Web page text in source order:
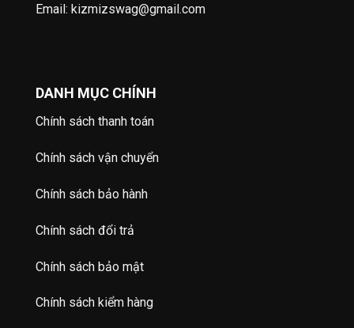
Email: kizmizswag@gmail.com
DANH MỤC CHÍNH
Chính sách thanh toán
Chính sách vận chuyển
Chính sách bảo hành
Chính sách đổi trả
Chính sách bảo mật
Chính sách kiểm hàng